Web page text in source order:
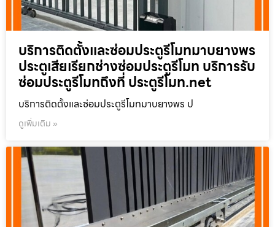
บริการติดตั้งและซ่อมประตูรีโมทมาบยางพร
ประตูเสียเรียกช่างซ่อมประตูรีโมท บริการรับ
ซ่อมประตูรีโมทถึงที่ ประตูรีโมท.net
บริการติดตั้งและซ่อมประตูรีโมทมาบยางพร ป
ดูเพิ่มเติม »